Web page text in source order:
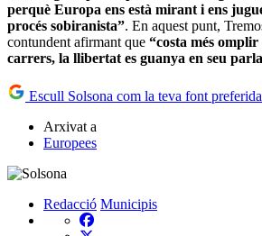
perquè Europa ens està mirant i ens
procés sobiranista”. En aquest punt,
contundent afirmant que “costa més omplir
carrers, la llibertat es guanya en seu
Escull Solsona com la teva font
Arxivat a
Europees
Redacció Municipis